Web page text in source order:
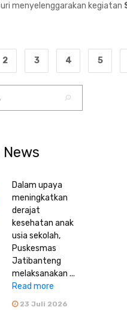
menyelenggarakan kegiatan
2 3 4 5
Dalam upaya
meningkatkan
derajat
kesehatan anak
usia sekolah,
Puskesmas
Jatibanteng
melaksanakan ...
Read more
23 Juli 2026